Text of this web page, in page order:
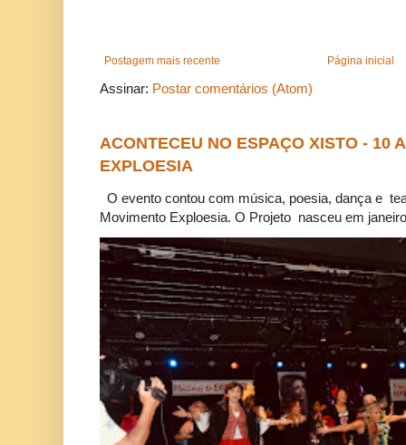
Postagem mais recente Página inicial
Assinar: Postar comentários (Atom)
ACONTECEU NO ESPAÇO XISTO - 10
EXPLOESIA
O evento contou com música, poesia, dança e
Movimento Exploesia. O Projeto nasceu em